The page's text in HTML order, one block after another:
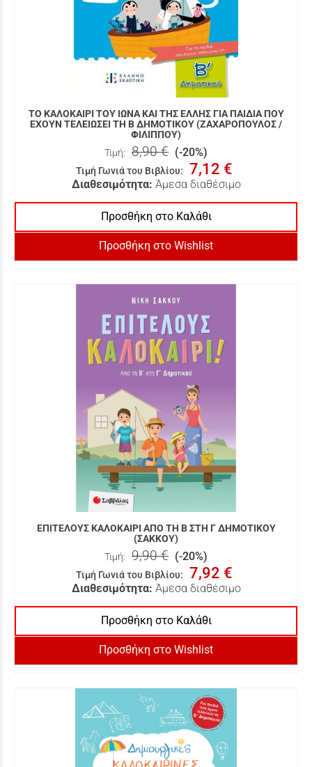
ΤΟ ΚΑΛΟΚΑΙΡΙ ΤΟΥ ΙΩΝΑ ΚΑΙ ΤΗΣ ΕΛΛΗΣ ΓΙΑ ΠΑΙΔΙΑ ΠΟΥ
ΕΧΟΥΝ ΤΕΛΕΙΩΣΕΙ ΤΗ Β ΔΗΜΟΤΙΚΟΥ (ΖΑΧΑΡΟΠΟΥΛΟΣ /
ΦΙΛΙΠΠΟΥ)
Τιμή: 8,90 € (-20%)
Τιμή Γωνιά του Βιβλίου: 7,12 €
Διαθεσιμότητα: Άμεσα διαθέσιμο
Προσθήκη στο Καλάθι
Προσθήκη στο Wishlist
ΕΠΙΤΕΛΟΥΣ ΚΑΛΟΚΑΙΡΙ ΑΠΟ ΤΗ Β ΣΤΗ Γ ΔΗΜΟΤΙΚΟΥ
(ΣΑΚΚΟΥ)
Τιμή: 9,90 € (-20%)
Τιμή Γωνιά του Βιβλίου: 7,92 €
Διαθεσιμότητα: Άμεσα διαθέσιμο
Προσθήκη στο Καλάθι
Προσθήκη στο Wishlist